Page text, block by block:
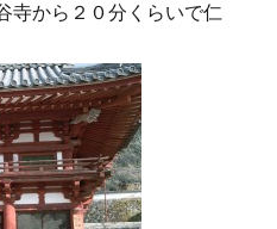
寺から２０分くらいで仁